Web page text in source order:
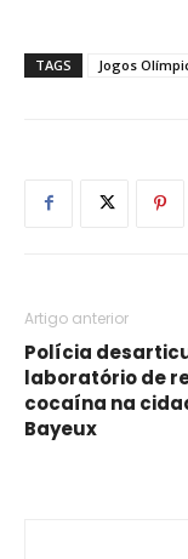
TAGS Jogos
Artigo anterior
Polícia
laboratório de
cocaína na
Bayeux